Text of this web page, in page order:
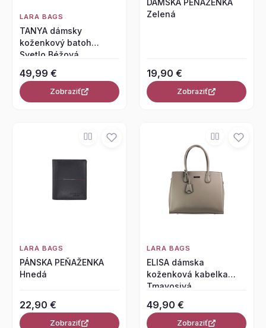
LARA BAGS
TANYA dámsky
koženkový batoh
Svetlo Béžová
49,99 €
Zobraziť
DÁMSKA PEŇAŽENKA
Zelená
19,90 €
Zobraziť
LARA BAGS
PÁNSKA PEŇAŽENKA
Hnedá
22,90 €
Zobraziť
LARA BAGS
ELISA dámska
koženková kabelka
Tmavosivá
49,90 €
Zobraziť